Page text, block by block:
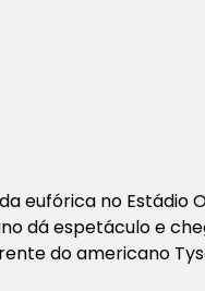
eufórica no Estádio
dá espetáculo e
do americano